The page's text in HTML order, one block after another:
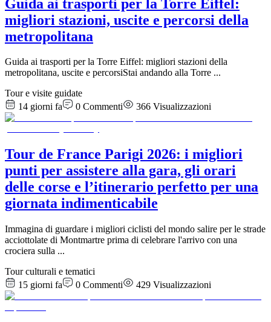
Guida ai trasporti per la Torre Eiffel:
migliori stazioni, uscite e percorsi della
metropolitana
Guida ai trasporti per la Torre Eiffel: migliori stazioni della
metropolitana, uscite e percorsiStai andando alla Torre ...
Tour e visite guidate
14 giorni fa
0 Commenti 366 Visualizzazioni
Tour de France Parigi 2026: i migliori
punti per assistere alla gara, gli orari
delle corse e l’itinerario perfetto per una
giornata indimenticabile
Immagina di guardare i migliori ciclisti del mondo salire per le strade
acciottolate di Montmartre prima di celebrare l'arrivo con una
crociera sulla ...
Tour culturali e tematici
15 giorni fa
0 Commenti 429 Visualizzazioni